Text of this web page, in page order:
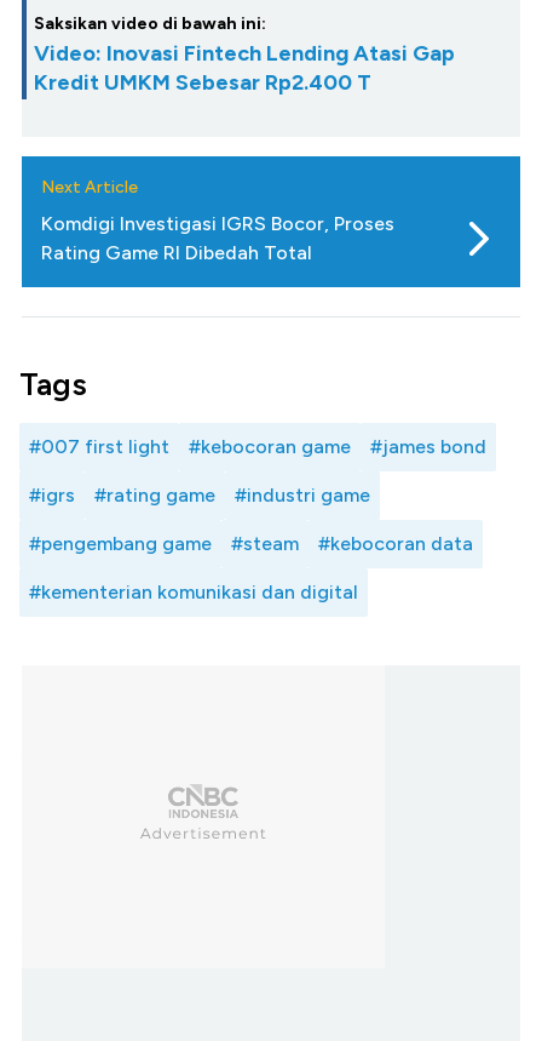
Saksikan video di bawah ini:
Video: Inovasi Fintech Lending Atasi Gap
Kredit UMKM Sebesar Rp2.400 T
Next Article
Komdigi Investigasi IGRS Bocor, Proses
Rating Game RI Dibedah Total
Tags
#007 first light #kebocoran game #james bond
#igrs #rating game #industri game
#pengembang game #steam #kebocoran data
#kementerian komunikasi dan digital